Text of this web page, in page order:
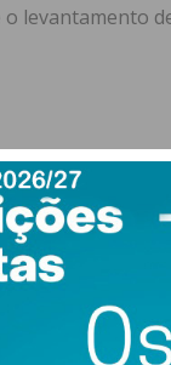
levantamento